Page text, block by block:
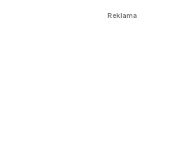
Reklama